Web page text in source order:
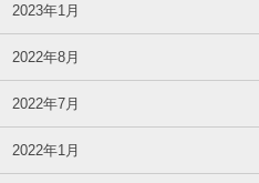
2023年1月
2022年8月
2022年7月
2022年1月